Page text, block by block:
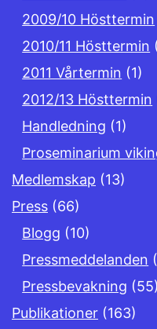
2009/10 Hösttermin
2010/11 Hösttermin
2011 Vårtermin (1)
2012/13 Hösttermin
Handledning (1)
Proseminarium
Medlemskap (13)
Press (66)
Blogg (10)
Pressmeddelanden
Pressbevakning (55)
Publikationer (163)